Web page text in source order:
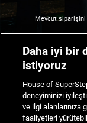
Mevcut siparişini
Daha iyi bir
istiyoruz
House of
deneyiminizi
ve ilgi
faaliyetleri